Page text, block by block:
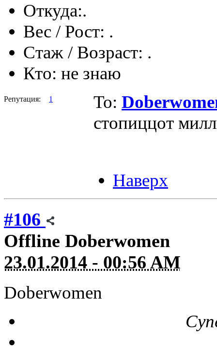
Откуда:.
Вес / Рост: .
Стаж / Возраст: .
Кто: не знаю
Репутация: 1 To:
стопиццот
Наверх
#106
Offline Doberwomen
23.01.2014 - 00:56 AM
Doberwomen